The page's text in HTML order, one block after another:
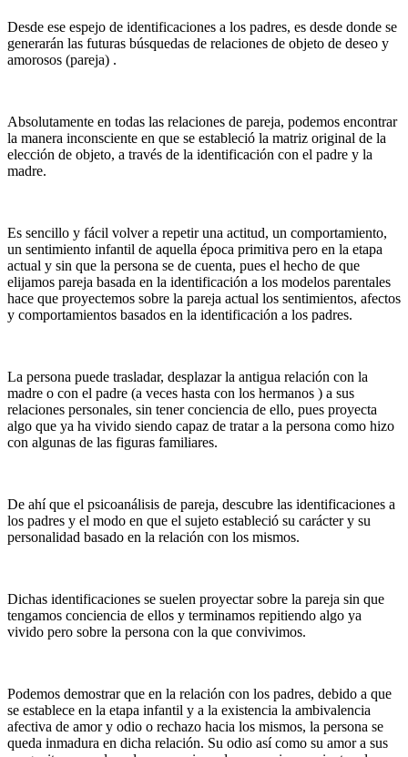
Desde ese espejo de identificaciones a los padres, es desde donde se
generarán las futuras búsquedas de relaciones de objeto de deseo y
amorosos (pareja) .
Absolutamente en todas las relaciones de pareja, podemos encontrar
la manera inconsciente en que se estableció la matriz original de la
elección de objeto, a través de la identificación con el padre y la
madre.
Es sencillo y fácil volver a repetir una actitud, un comportamiento,
un sentimiento infantil de aquella época primitiva pero en la etapa
actual y sin que la persona se de cuenta, pues el hecho de que
elijamos pareja basada en la identificación a los modelos parentales
hace que proyectemos sobre la pareja actual los sentimientos, afectos
y comportamientos basados en la identificación a los padres.
La persona puede trasladar, desplazar la antigua relación con la
madre o con el padre (a veces hasta con los hermanos ) a sus
relaciones personales, sin tener conciencia de ello, pues proyecta
algo que ya ha vivido siendo capaz de tratar a la persona como hizo
con algunas de las figuras familiares.
De ahí que el psicoanálisis de pareja, descubre las identificaciones a
los padres y el modo en que el sujeto estableció su carácter y su
personalidad basado en la relación con los mismos.
Dichas identificaciones se suelen proyectar sobre la pareja sin que
tengamos conciencia de ellos y terminamos repitiendo algo ya
vivido pero sobre la persona con la que convivimos.
Podemos demostrar que en la relación con los padres, debido a que
se establece en la etapa infantil y a la existencia la ambivalencia
afectiva de amor y odio o rechazo hacia los mismos, la persona se
queda inmadura en dicha relación. Su odio así como su amor a sus